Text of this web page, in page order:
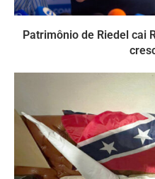
Patrimônio de Riedel cai